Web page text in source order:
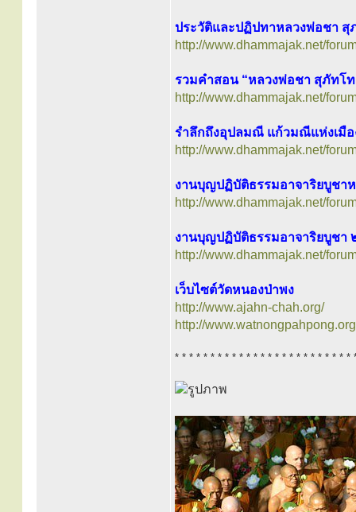
ประวัติและปฏิปทาหลวงพ่อชา สุ
http://www.dhammajak.net/
รวมคำสอน “หลวงพ่อชา สุภัทโ
http://www.dhammajak.net/
รำลึกถึงอุปลมณี แก้วมณีแห่งเมือ
http://www.dhammajak.net/
งานบุญปฏิบัติธรรมอาจาริยบูชา
http://www.dhammajak.net/
งานบุญปฏิบัติธรรมอาจาริยบูชา
http://www.dhammajak.net/
เว็บไซต์วัดหนองป่าพง
http://www.ajahn-chah.org/
http://
* * * * * * * * * * * * * * * * * * * * * * * * *